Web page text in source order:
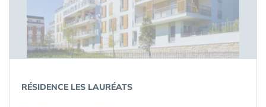
RÉSIDENCE LES LAURÉATS